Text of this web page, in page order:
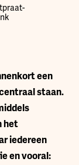
-
een
staan.
het
iedereen
en vooral: